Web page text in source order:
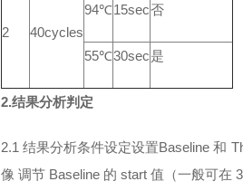
2 40cycles
94℃15sec否
55℃30sec是
2.结果分析判定
2.1 结果分析条件设定设置Baseline 和
像 调节 Baseline 的 start 值（一般可在